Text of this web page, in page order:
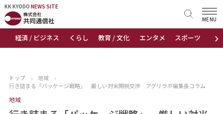
KK KYODO NEWS SITE
›
経済 / ビジネス くらし 教育 / 文化 エンタメ スポーツ 地域
MENU
KK KYODONEWS SITE
トップページ
ニュース
トップ › 地域
›
行き詰まる「パッケージ戦略」 厳しい対米関税交渉 アグリラボ編集長コラム
地域